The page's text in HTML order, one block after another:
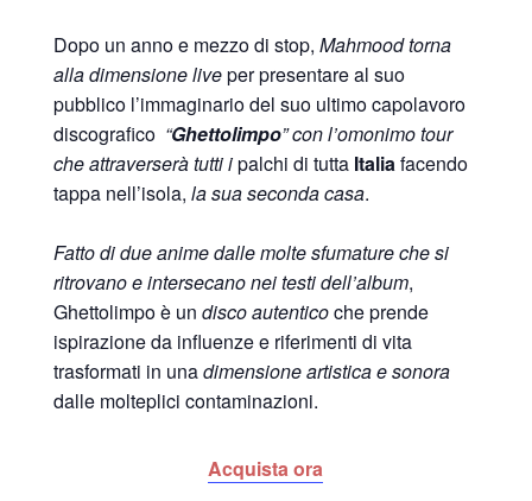
Dopo un anno e mezzo di stop, Mahmood torna
alla dimensione liveper presentare al suo
pubblico l’immaginario del suo ultimo capolavoro
discografico “Ghettolimpo” con l’omonimo tour
che attraverserà tutti ipalchi di tuttaItalia facendo
tappa nell’isola, la sua seconda casa.
Fatto di due anime dalle molte sfumature che si
ritrovano e intersecano nei testi dell’album,
Ghettolimpo è un disco autenticoche prende
ispirazione da influenze e riferimenti di vita
trasformati in unadimensione artistica e sonora
dalle molteplici contaminazioni.
Acquista ora